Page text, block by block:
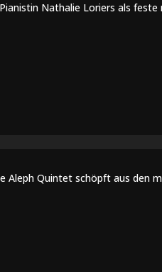
Nathalie Loriers als
Aleph Quintet schöpft aus den